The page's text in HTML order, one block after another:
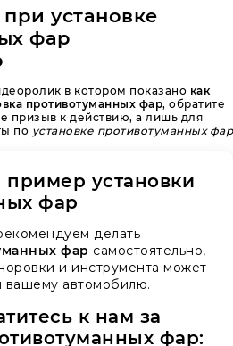
установке
фар
в котором показано как
противотуманных фар, обратите
призыв к действию, а лишь для
по установке противотуманных фар
установки
фар
делать
фар самостоятельно,
и инструмента может
вашему автомобилю.
к нам за
фар: